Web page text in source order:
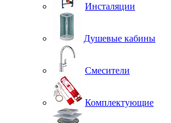
Инсталяции
Душевые кабины
Смесители
Комплектующие